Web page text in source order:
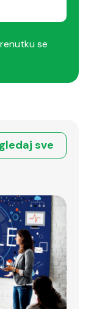
se
sve